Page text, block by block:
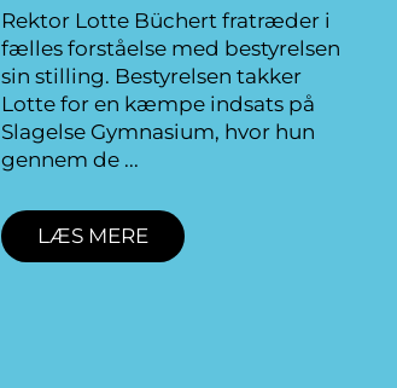
Rektor Lotte Büchert fratræder i
fælles forståelse med bestyrelsen
sin stilling. Bestyrelsen takker
Lotte for en kæmpe indsats på
Slagelse Gymnasium, hvor hun
gennem de
LÆS MERE